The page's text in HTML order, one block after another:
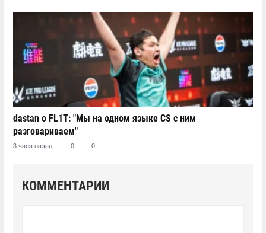
dastan о FL1T: "Мы на одном языке CS с ним
разговариваем"
3 часа назад 0 0
КОММЕНТАРИИ